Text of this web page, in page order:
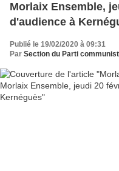
Morlaix Ensemble,
d'audience à
Publié le 19/02/2020 à 09:31
Par Section du Parti